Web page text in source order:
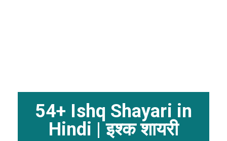
54+ Ishq Shayari in
Hindi | इश्क शायरी